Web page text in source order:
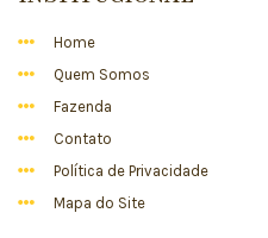
Home
Quem Somos
Fazenda
Contato
Política de Privacidade
Mapa do Site